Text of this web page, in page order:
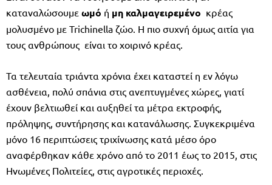
καταναλώσουμε ωμό ή μη καλμαγειρεμένο κρέας
μολυσμένο με Trichinella ζώο. Η πιο συχνή όμως αιτία για
τους ανθρώπους είναι το χοιρινό κρέας.
Τα τελευταία τριάντα χρόνια έχει καταστεί η εν λόγω
ασθένεια, πολύ σπάνια στις ανεπτυγμένες χώρες, γιατί
έχουν βελτιωθεί και αυξηθεί τα μέτρα εκτροφής,
πρόληψης, συντήρησης και κατανάλωσης. Συγκεκριμένα
μόνο 16 περιπτώσεις τριχίνωσης κατά μέσο όρο
αναφέρθηκαν κάθε χρόνο από το 2011 έως το 2015, στις
Ηνωμένες Πολιτείες, στις αγροτικές περιοχές.